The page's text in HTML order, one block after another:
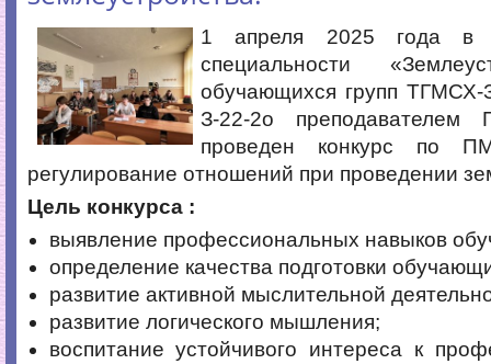
1 апреля 2025 года в
специальности
обучающихся групп
З-22-2о
проведен конкурс по
регулирование отношений при проведении
Цель конкурса :
выявление профессиональных навыков
определение качества подготовки
развитие активной мыслительной
развитие логического мышления;
воспитание устойчивого интереса к